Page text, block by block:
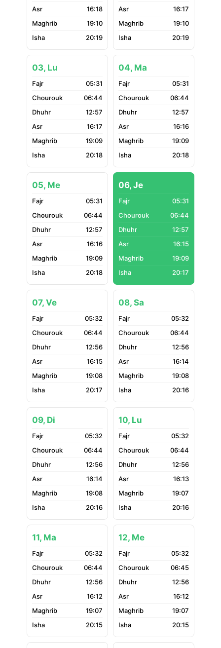
16:18
19:10
20:19
16:17
19:10
20:19
03, Lu
05:31
06:44
12:57
16:17
19:09
20:18
04, Ma
05:31
06:44
12:57
16:16
19:09
20:18
05, Me
05:31
06:44
12:57
16:16
19:09
20:18
06, Je
05:31
06:44
12:57
16:15
19:09
20:17
07, Ve
05:32
06:44
12:56
16:15
19:08
20:17
08, Sa
05:32
06:44
12:56
16:14
19:08
20:16
09, Di
05:32
06:44
12:56
16:14
19:08
20:16
10, Lu
05:32
06:44
12:56
16:13
19:07
20:16
11, Ma
05:32
06:44
12:56
16:12
19:07
20:15
12, Me
05:32
06:45
12:56
16:12
19:07
20:15